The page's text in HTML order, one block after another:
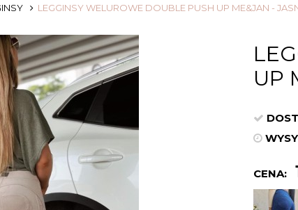
LEGGINSY WELUROWE DOUBLE PUSH UP ME&JAN -
UP
CENA: